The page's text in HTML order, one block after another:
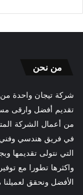
من نحن
شركة تيجان واحدة
تقديم أفضل وارقى
من أعمال الشركة
في فريق هندسي وفني
التي نتولى تقديمها
واكثرها تطورا مع
الأفضل ونحقق لعميلنا